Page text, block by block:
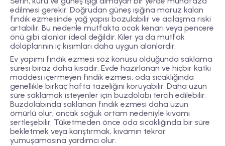
edilmesi gerekir. Doğrudan güneş ışığına maruz kalan
fındık ezmesinde yağ yapısı bozulabilir ve acılaşma riski
artabilir. Bu nedenle mutfakta ocak kenarı veya pencere
önü gibi alanlar ideal değildir. Kiler ya da mutfak
dolaplarının iç kısımları daha uygun alanlardır.
Ev yapımı fındık ezmesi söz konusu olduğunda saklama
süresi biraz daha kısadır. Evde hazırlanan ve hiçbir katkı
maddesi içermeyen fındık ezmesi, oda sıcaklığında
genellikle birkaç hafta tazeliğini koruyabilir. Daha uzun
süre saklamak isteyenler için buzdolabı tercih edilebilir.
Buzdolabında saklanan fındık ezmesi daha uzun
ömürlü olur; ancak soğuk ortam nedeniyle kıvamı
sertleşebilir. Tüketmeden önce oda sıcaklığında bir süre
bekletmek veya karıştırmak, kıvamın tekrar
yumuşamasına yardımcı olur.